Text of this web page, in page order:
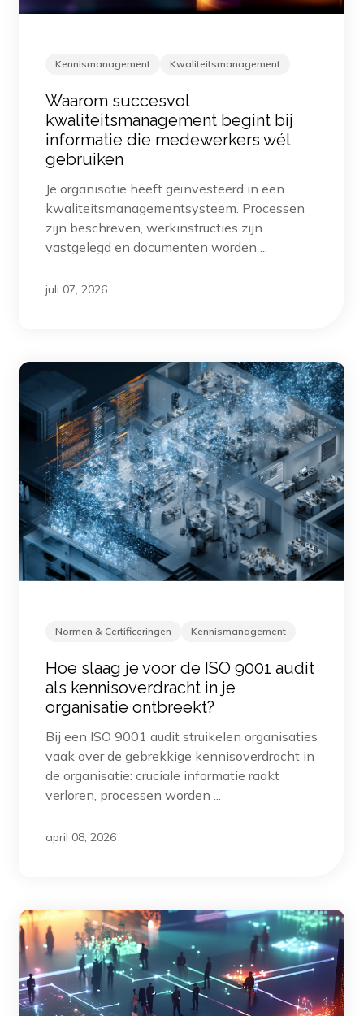
Kennismanagement Kwaliteitsmanagement
Waarom succesvol
kwaliteitsmanagement begint bij
informatie die medewerkers wél
gebruiken
Je organisatie heeft geïnvesteerd in een
kwaliteitsmanagementsysteem. Processen
zijn beschreven, werkinstructies zijn
vastgelegd en documenten worden ...
juli 07, 2026
Normen & Certificeringen Kennismanagement
Hoe slaag je voor de ISO 9001 audit
als kennisoverdracht in je
organisatie ontbreekt?
Bij een ISO 9001 audit struikelen organisaties
vaak over de gebrekkige kennisoverdracht in
de organisatie: cruciale informatie raakt
verloren, processen worden ...
april 08, 2026